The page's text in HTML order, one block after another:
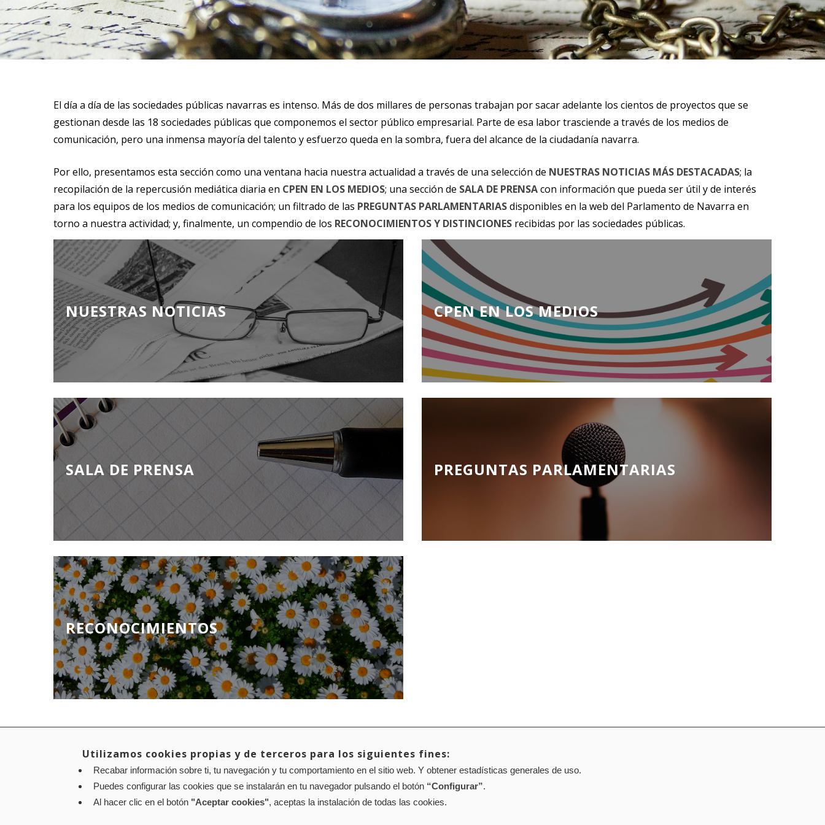
El día a día de las sociedades públicas navarras es intenso. Más de dos millares de personas trabajan por sacar adelante los cientos de proyectos que se
gestionan desde las 18 sociedades públicas que componemos el sector público empresarial. Parte de esa labor trasciende a través de los medios de
comunicación, pero una inmensa mayoría del talento y esfuerzo queda en la sombra, fuera del alcance de la ciudadanía navarra.
Por ello, presentamos esta sección como una ventana hacia nuestra actualidad a través de una selección de NUESTRAS NOTICIAS MÁS DESTACADAS; la
recopilación de la repercusión mediática diaria en CPEN EN LOS MEDIOS; una sección de SALA DE PRENSAcon información que pueda ser útil y de interés
para los equipos de los medios de comunicación; un filtrado de las PREGUNTAS PARLAMENTARIASdisponibles en la web del Parlamento de Navarra en
torno a nuestra actividad; y, finalmente, un compendio de los RECONOCIMIENTOS Y DISTINCIONES recibidas por las sociedades públicas.
NUESTRAS NOTICIAS CPEN EN LOS MEDIOS
SALA DE PRENSA PREGUNTAS PARLAMENTARIAS
RECONOCIMIENTOS
Aviso legal Política de privacidad Política de cookies Mapa web Configuración de cookies
: Paseo de Sarasate nº 38, 2º Dcha - 31001 Pamplona (Navarra) Tel.: 848 42 08 72 corporacion@cpen.es
Utilizamos cookies propias y de terceros para los siguientes fines:
Recabar información sobre ti, tu navegación y tu comportamiento en el sitio web. Y obtener estadísticas generales de uso.
Puedes configurar las cookies que se instalarán en tu navegador pulsando el botón “Configurar”.
Al hacer clic en el botón "Aceptar cookies", aceptas la instalación de todas las cookies.